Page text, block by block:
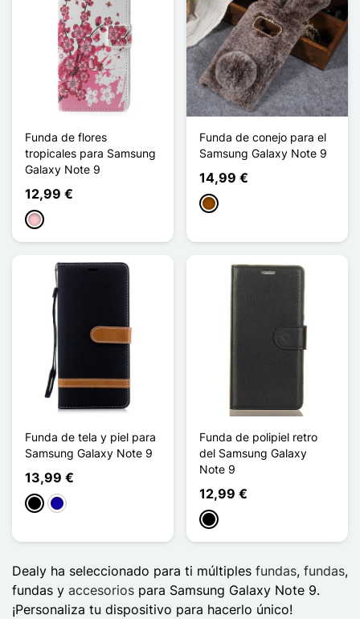
Funda de flores
tropicales para Samsung
Galaxy Note 9
12,99 €
Rosa
Funda de conejo para el
Samsung Galaxy Note 9
14,99 €
Marrón
Funda de tela y piel para
Samsung Galaxy Note 9
13,99 €
NegroAzul oscuro
Funda de polipiel retro
del Samsung Galaxy
Note 9
12,99 €
Negro
Dealy ha seleccionado para ti múltiples fundas, fundas,
fundas y accesorios para Samsung Galaxy Note 9.
¡Personaliza tu dispositivo para hacerlo único!